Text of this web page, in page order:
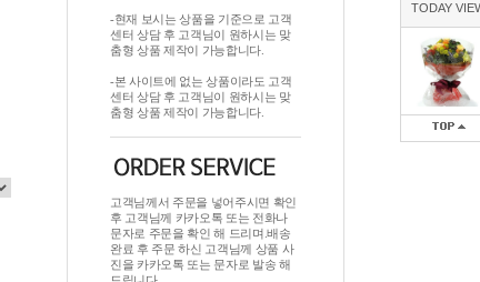
TODAY
-현재 보시는 상품을 기준으로 고객
센터 상담 후 고객님이 원하시는 맞
춤형 상품 제작이 가능합니다.
-본 사이트에 없는 상품이라도 고객
센터 상담 후 고객님이 원하시는 맞
춤형 상품 제작이 가능합니다.
고객님께서 주문을 넣어주시면 확인
후 고객님께 카카오톡 또는 전화나
문자로 주문을 확인 해 드리며.배송
완료 후 주문 하신 고객님께 상품 사
진을 카카오톡 또는 문자로 발송 해